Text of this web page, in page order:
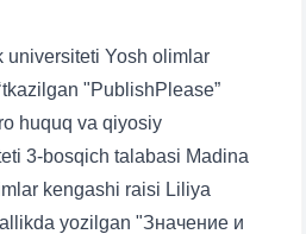
universiteti Yosh olimlar
"PublishPlease”
huquq va qiyosiy
3-bosqich talabasi Madina
kengashi raisi Liliya
yozilgan "Значение и